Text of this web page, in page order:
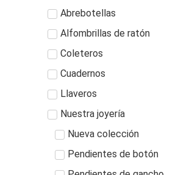
Abrebotellas
Alfombrillas de ratón
Coleteros
Cuadernos
Llaveros
Nuestra joyería
Nueva colección
Pendientes de botón